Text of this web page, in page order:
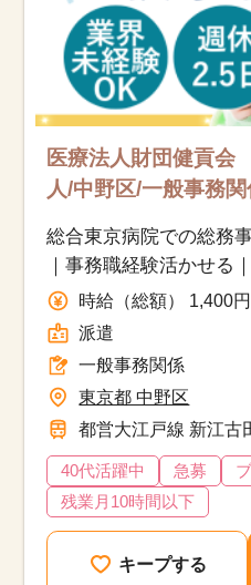
医療法人財団健貢
人/中野区/一般事務
総合東京病院での総務
｜事務職経験活かせる
時給（総額） 1,400
派遣
一般事務関係
東京都 中野区
都営大江戸線 新江古
40代活躍中 急募
残業月10時間以下
キープする